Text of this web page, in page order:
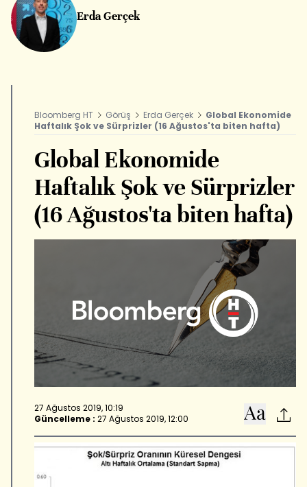
Erda Gerçek
Bloomberg HT Görüş Erda Gerçek
Global Ekonomide
Haftalık Şok ve Sürprizler (16 Ağustos'ta biten hafta)
Global Ekonomide
Haftalık Şok ve Sürprizler
(16 Ağustos'ta biten hafta)
27 Ağustos 2019, 10:19
Güncelleme : 27 Ağustos 2019, 12:00